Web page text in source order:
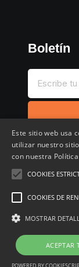
Boletín
Inicio
Este sitio web usa
utilizar nuestro
con nuestra
COOKIES
COOKIES DE
MOSTRAR
ACEPTAR